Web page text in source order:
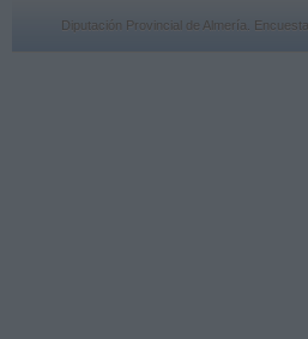
Diputación Provincial de Almería.